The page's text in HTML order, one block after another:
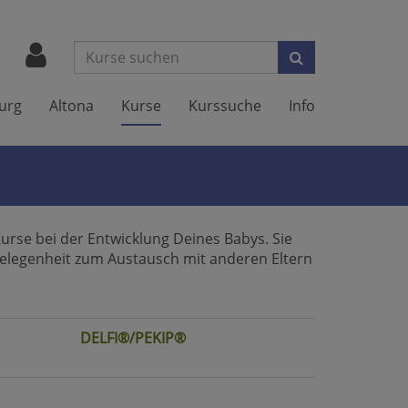
Suchen
Altona Kurse Kurssuche Info
bei der Entwicklung Deines Babys. Sie
zum Austausch mit anderen Eltern
DELFI®/PEKIP®